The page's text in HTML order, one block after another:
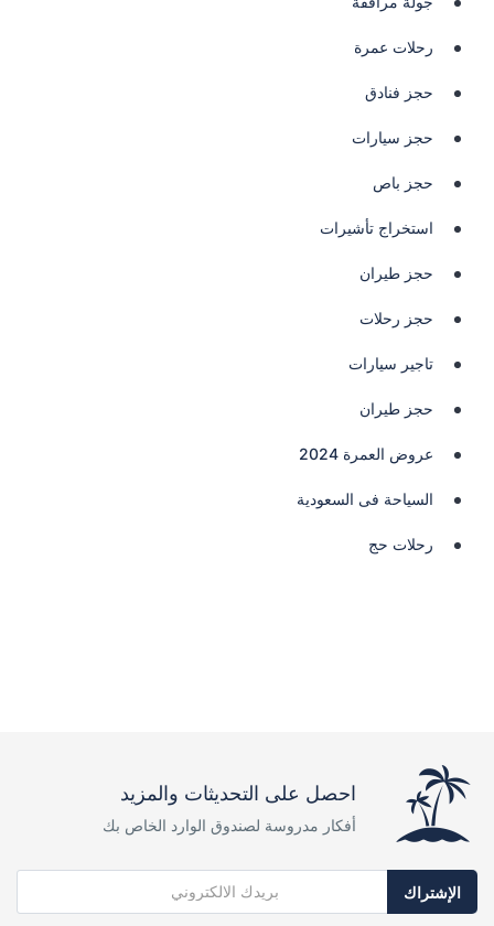
رحلات عمرة
حجز فنادق
حجز سيارات
حجز باص
استخراج تأشيرات
حجز طيران
حجز رحلات
تاجير سيارات
حجز طيران
عروض العمرة 2024
السياحة فى السعودية
رحلات حج
احصل على التحديثات والمزيد
أفكار مدروسة لصندوق الوارد الخاص بك
الإشتراك